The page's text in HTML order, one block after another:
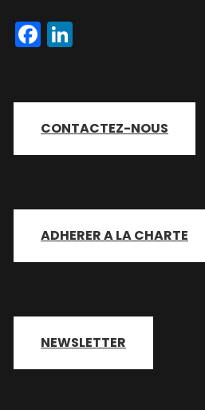
Facebook
CONTACTEZ-NOUS
ADHERER A LA CHARTE
NEWSLETTER